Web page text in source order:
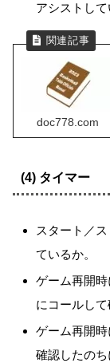
アシストして
doc778.com
(4) タイマー
スタート／
ているか。
ゲーム再開
にコールして
ゲーム再開
確認したのち